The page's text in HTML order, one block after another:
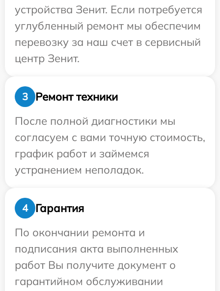
устройства Зенит. Если потребуется
углубленный ремонт мы обеспечим
перевозку за наш счет в сервисный
центр Зенит.
3
Ремонт техники
После полной диагностики мы
согласуем с вами точную стоимость,
график работ и займемся
устранением неполадок.
4
Гарантия
По окончании ремонта и
подписания акта выполненных
работ Вы получите документ о
гарантийном обслуживании